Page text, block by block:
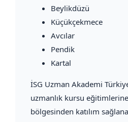
Beylikdüzü
Küçükçekmece
Avcılar
Pendik
Kartal
İSG Uzman Akademi
uzmanlık kursu
bölgesinden katılım